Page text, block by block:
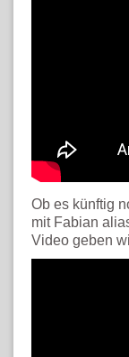
Ob es künftig
mit Fabian
Video geben